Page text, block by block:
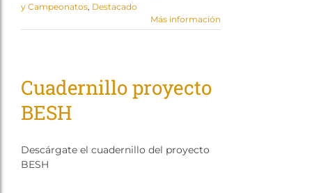
y Campeonatos Destacado
Más información
Cuadernillo proyecto
BESH
Descárgate el cuadernillo del proyecto
BESH